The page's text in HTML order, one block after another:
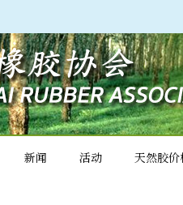
新闻 活动 天然胶价